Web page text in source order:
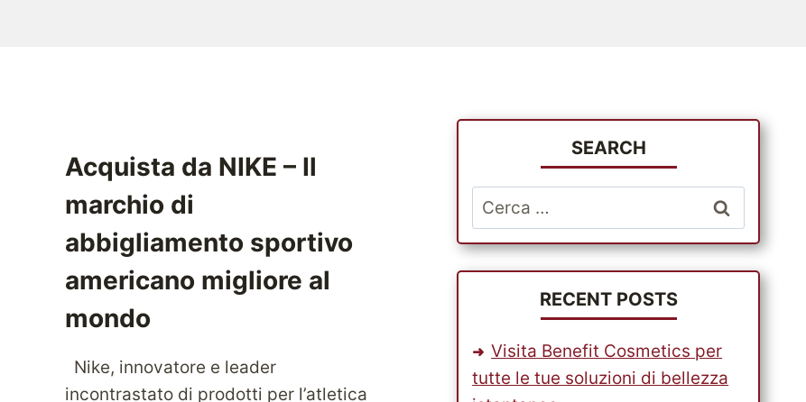
Acquista da NIKE – Il
marchio di
abbigliamento sportivo
americano migliore al
mondo
Nike, innovatore e leader
incontrastato di prodotti per l’atletica
SEARCH
Ricerca
per:
RECENT POSTS
Visita Benefit Cosmetics per
tutte le tue soluzioni di bellezza